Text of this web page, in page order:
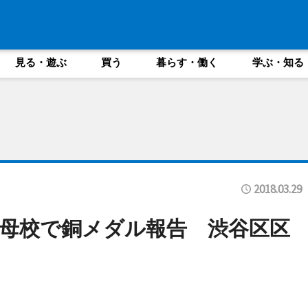
見る・遊ぶ 買う 暮らす・働く 学ぶ・知る
2018.03.29
校で銅メダル報告 渋谷区区